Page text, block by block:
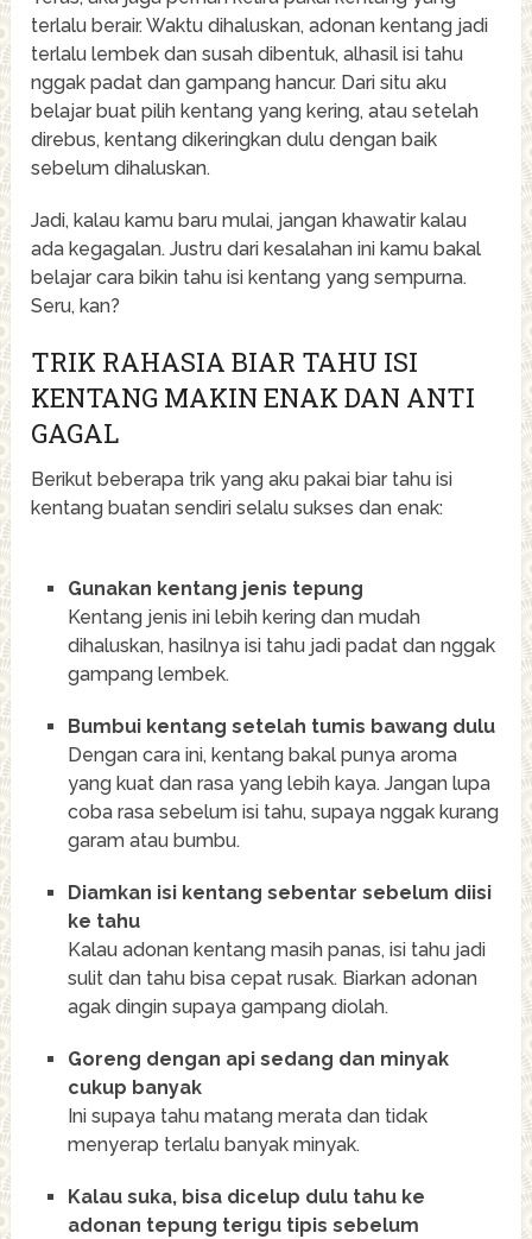
terlalu berair. Waktu dihaluskan, adonan kentang jadi
terlalu lembek dan susah dibentuk, alhasil isi tahu
nggak padat dan gampang hancur. Dari situ aku
belajar buat pilih kentang yang kering, atau setelah
direbus, kentang dikeringkan dulu dengan baik
sebelum dihaluskan.
Jadi, kalau kamu baru mulai, jangan khawatir kalau
ada kegagalan. Justru dari kesalahan ini kamu bakal
belajar cara bikin tahu isi kentang yang sempurna.
Seru, kan?
TRIK RAHASIA BIAR TAHU ISI
KENTANG MAKIN ENAK DAN ANTI
GAGAL
Berikut beberapa trik yang aku pakai biar tahu isi
kentang buatan sendiri selalu sukses dan enak:
Gunakan kentang jenis tepung
Kentang jenis ini lebih kering dan mudah
dihaluskan, hasilnya isi tahu jadi padat dan nggak
gampang lembek.
Bumbui kentang setelah tumis bawang dulu
Dengan cara ini, kentang bakal punya aroma
yang kuat dan rasa yang lebih kaya. Jangan lupa
coba rasa sebelum isi tahu, supaya nggak kurang
garam atau bumbu.
Diamkan isi kentang sebentar sebelum diisi
ke tahu
Kalau adonan kentang masih panas, isi tahu jadi
sulit dan tahu bisa cepat rusak. Biarkan adonan
agak dingin supaya gampang diolah.
Goreng dengan api sedang dan minyak
cukup banyak
Ini supaya tahu matang merata dan tidak
menyerap terlalu banyak minyak.
Kalau suka, bisa dicelup dulu tahu ke
adonan tepung terigu tipis sebelum